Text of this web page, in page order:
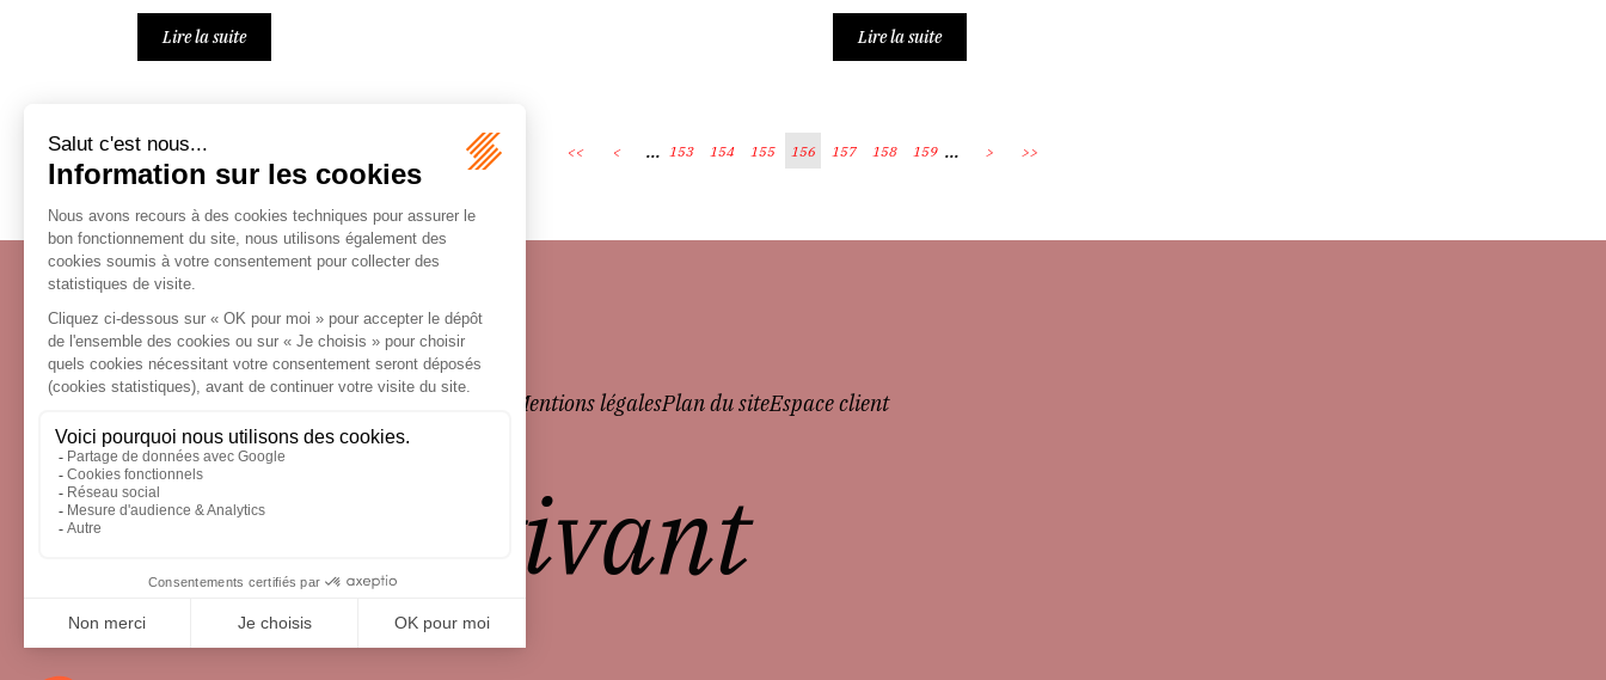
Lire la suite Lire la suite
<< < ... 153 154 155 156 157 158 159 ... > >>
Écosystème Mentions légalesPlan du siteEspace client
le droit vivant